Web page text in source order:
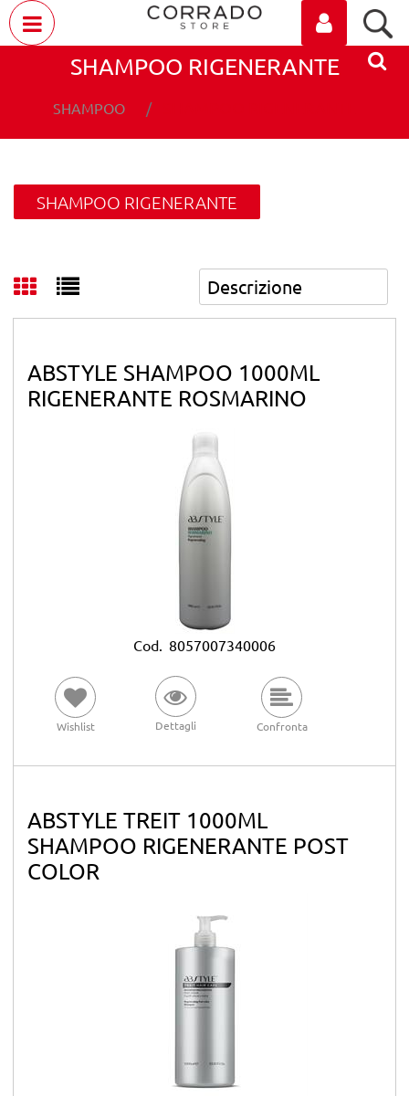
SHAMPOO RIGENERANTE
SHAMPOO
SHAMPOO RIGENERANTE
ABSTYLE SHAMPOO 1000ML
RIGENERANTE ROSMARINO
Cod. 8057007340006
Wishlist Dettagli Confronta
ABSTYLE TREIT 1000ML
SHAMPOO RIGENERANTE POST
COLOR